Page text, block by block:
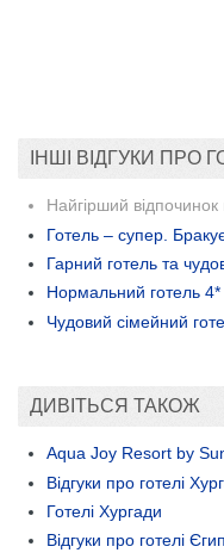
ІНШІ ВІДГУКИ ПРО
Найгірший відпочинок
Готель – супер.
Гарний готель та
Нормальний готель 4*
Чудовий сімейний
ДИВІТЬСЯ ТАКОЖ
Aqua Joy Resort by
Відгуки про готелі
Готелі Хургади
Відгуки про готелі